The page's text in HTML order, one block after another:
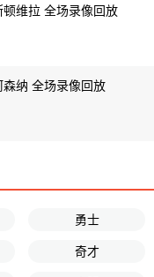
维拉 全场录像回放
纳 全场录像回放
勇士
奇才